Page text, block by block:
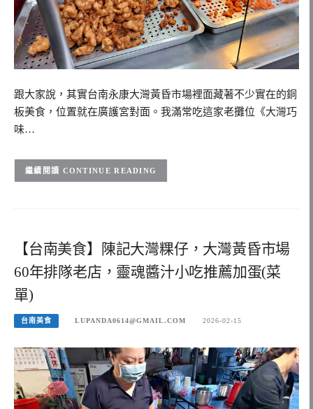
跟大家說，其實台南永康大灣黃昏市場裡面藏著不少實在的銅
板美食，位置就在廣護宮對面。我滿常吃這家老攤位《大灣巧
味…
CONTINUE READING
【台南美食】陳記大灣粿仔，大灣黃昏市場
60年排隊老店，靈魂醬汁小吃推薦加蛋(菜
單)
台南美食 LUPANDA0614@GMAIL.COM 2026-02-15